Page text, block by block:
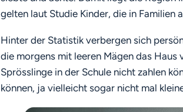
gelten laut Studie Kinder, die in Familien
Hinter der Statistik verbergen sich
die morgens mit leeren Mägen das Haus
Sprösslinge in der Schule nicht zahlen
können, ja vielleicht sogar nicht mal